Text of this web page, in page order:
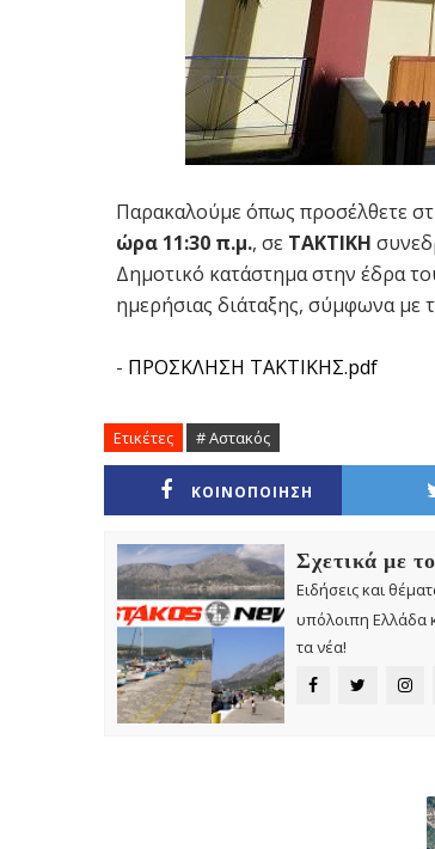
Παρακαλούμε όπως προσέλθετε
ώρα 11:30 π.μ., σε ΤΑΚΤΙΚΗ
Δημοτικό κατάστημα στην έδρα
ημερήσιας διάταξης, σύμφωνα με
- ΠΡΟΣΚΛΗΣΗ ΤΑΚΤΙΚΗΣ.pdf
Ετικέτες # Αστακός
ΚΟΙΝΟΠΟΙΗΣΗ
Σχετικά με
Ειδήσεις και
υπόλοιπη Ελλάδα
τα νέα!